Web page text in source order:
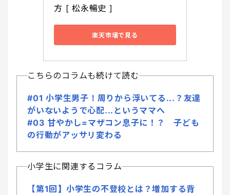
方 [ 松永暢史 ]
楽天市場で見る
こちらのコラムも続けて読む
#01 小学生男子！周りから浮いてる...？友達
がいないようで心配...というママへ
#03 甘やかし=マザコン息子に！？ 子ども
の行動がアッサリ変わる
小学生に関連するコラム
【第1回】小学生の不登校とは？増加する背